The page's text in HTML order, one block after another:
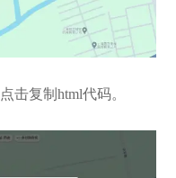
击复制html代码。